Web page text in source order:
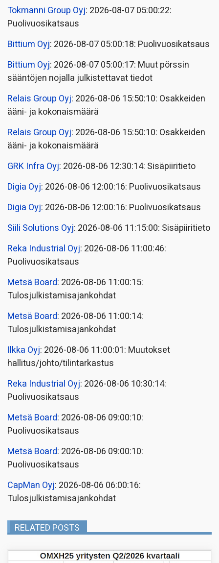
Tokmanni Group Oyj: 2026-08-07 05:00:22:
Puolivuosikatsaus
Bittium Oyj: 2026-08-07 05:00:18: Puolivuosikatsaus
Bittium Oyj: 2026-08-07 05:00:17: Muut pörssin
sääntöjen nojalla julkistettavat tiedot
Relais Group Oyj: 2026-08-06 15:50:10: Osakkeiden
ääni- ja kokonaismäärä
Relais Group Oyj: 2026-08-06 15:50:10: Osakkeiden
ääni- ja kokonaismäärä
GRK Infra Oyj: 2026-08-06 12:30:14: Sisäpiiritieto
Digia Oyj: 2026-08-06 12:00:16: Puolivuosikatsaus
Digia Oyj: 2026-08-06 12:00:16: Puolivuosikatsaus
Siili Solutions Oyj: 2026-08-06 11:15:00: Sisäpiiritieto
Reka Industrial Oyj: 2026-08-06 11:00:46:
Puolivuosikatsaus
Metsä Board: 2026-08-06 11:00:15:
Tulosjulkistamisajankohdat
Metsä Board: 2026-08-06 11:00:14:
Tulosjulkistamisajankohdat
Ilkka Oyj: 2026-08-06 11:00:01: Muutokset
hallitus/johto/tilintarkastus
Reka Industrial Oyj: 2026-08-06 10:30:14:
Puolivuosikatsaus
Metsä Board: 2026-08-06 09:00:10:
Puolivuosikatsaus
Metsä Board: 2026-08-06 09:00:10:
Puolivuosikatsaus
CapMan Oyj: 2026-08-06 06:00:16:
Tulosjulkistamisajankohdat
RELATED POSTS